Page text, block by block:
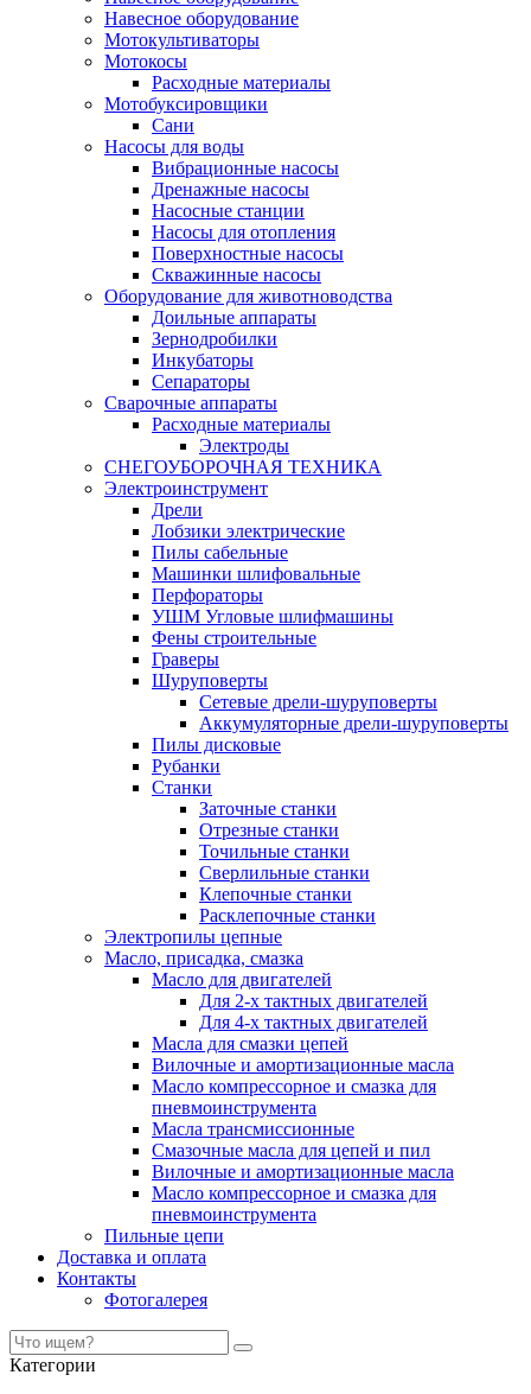
Навесное оборудование
Мотокультиваторы
Мотокосы
Расходные материалы
Мотобуксировщики
Сани
Насосы для воды
Вибрационные насосы
Дренажные насосы
Насосные станции
Насосы для отопления
Поверхностные насосы
Скважинные насосы
Оборудование для животноводства
Доильные аппараты
Зернодробилки
Инкубаторы
Сепараторы
Сварочные аппараты
Расходные материалы
Электроды
СНЕГОУБОРОЧНАЯ ТЕХНИКА
Электроинструмент
Дрели
Лобзики электрические
Пилы сабельные
Машинки шлифовальные
Перфораторы
УШМ Угловые шлифмашины
Фены строительные
Граверы
Шуруповерты
Сетевые дрели-шуруповерты
Аккумуляторные дрели-шуруповерты
Пилы дисковые
Рубанки
Станки
Заточные станки
Отрезные станки
Точильные станки
Сверлильные станки
Клепочные станки
Расклепочные станки
Электропилы цепные
Масло, присадка, смазка
Масло для двигателей
Для 2-х тактных двигателей
Для 4-х тактных двигателей
Масла для смазки цепей
Вилочные и амортизационные масла
Масло компрессорное и смазка для
пневмоинструмента
Масла трансмиссионные
Смазочные масла для цепей и пил
Вилочные и амортизационные масла
Масло компрессорное и смазка для
пневмоинструмента
Пильные цепи
Доставка и оплата
Контакты
Фотогалерея
Категории